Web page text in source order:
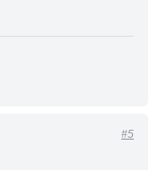
#5